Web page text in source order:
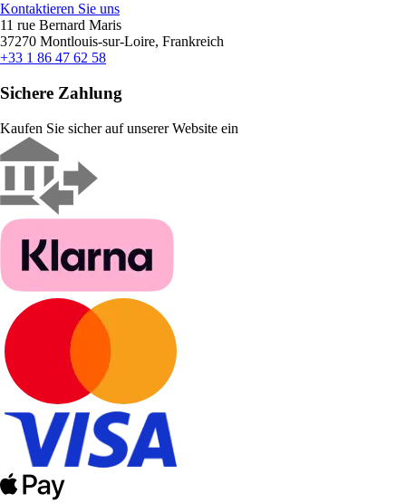
Kontaktieren Sie uns
11 rue Bernard Maris
37270 Montlouis-sur-Loire, Frankreich
+33 1 86 47 62 58
Sichere Zahlung
Kaufen Sie sicher auf unserer Website ein